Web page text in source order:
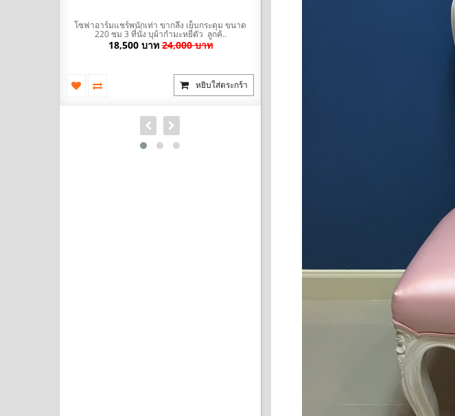
โซฟาอาร์มแชร์พนักเท่า ขากลึง เย็บกระดุม ขนาด
220 ซม 3 ที่นั่ง บุผ้ากำมะหยี่ตัว ลูกค้..
18,500 บาท 24,000 บาท
หยิบใส่ตระกร้า
โซฟา Bed (Daybed) สไตล์วินเทจ หุ้มด้วยผ้ากำมะหยี่
นำเข้าสไตล์เงายับ สวยดูดีสวยหรูมีสไตล์ตกแต่งด้วย..